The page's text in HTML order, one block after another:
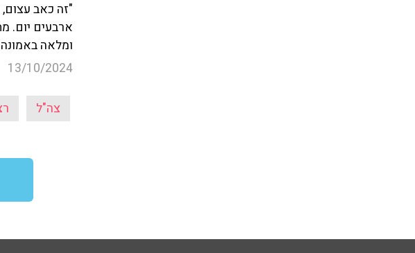
"זה כאב
ארבעים יום.
ומלאה
13/10/2024
צה"ל